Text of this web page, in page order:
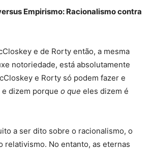
Empirismo: Racionalismo contra
e de Rorty então, a mesma
notoriedade, está absolutamente
e Rorty só podem fazer e
dizem porque o que eles dizem é
a ser dito sobre o racionalismo, o
relativismo. No entanto, as eternas